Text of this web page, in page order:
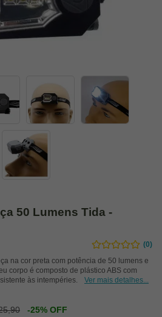
50 Lumens Tida -
(0)
na cor preta com potência de 50 lumens e
corpo é composto de plástico ABS com
às intempéries.
Ver mais detalhes...
-25% OFF